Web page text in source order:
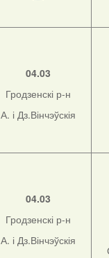
04.03
Гродзенскі р-н
А. і Дз.Вінчэўскія
04.03
Гродзенскі р-н
А. і Дз.Вінчэўскія